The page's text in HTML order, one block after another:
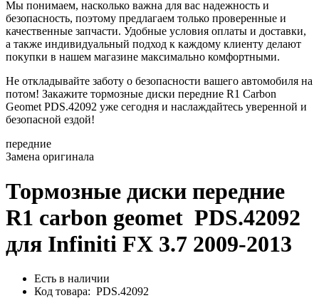
Мы понимаем, насколько важна для вас надежность и
безопасность, поэтому предлагаем только проверенные и
качественные запчасти. Удобные условия оплаты и доставки,
а также индивидуальный подход к каждому клиенту делают
покупки в нашем магазине максимально комфортными.
Не откладывайте заботу о безопасности вашего автомобиля на
потом! Закажите тормозные диски передние R1 Carbon
Geomet PDS.42092 уже сегодня и наслаждайтесь уверенной и
безопасной ездой!
передние
Замена оригинала
Тормозные диски передние
R1 carbon geomet PDS.42092
для Infiniti FX 3.7 2009-2013
Есть в наличии
Код товара: PDS.42092